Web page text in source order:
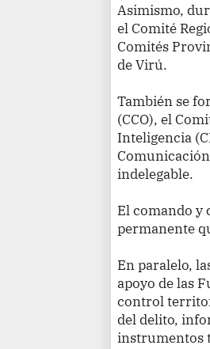
Asimismo,
el Comité
Comités
de Virú.
También se
(CCO), el
Inteligencia
indelegable.
El comando y
permanente
En paralelo,
apoyo de las
control
del delito,
instrumentos